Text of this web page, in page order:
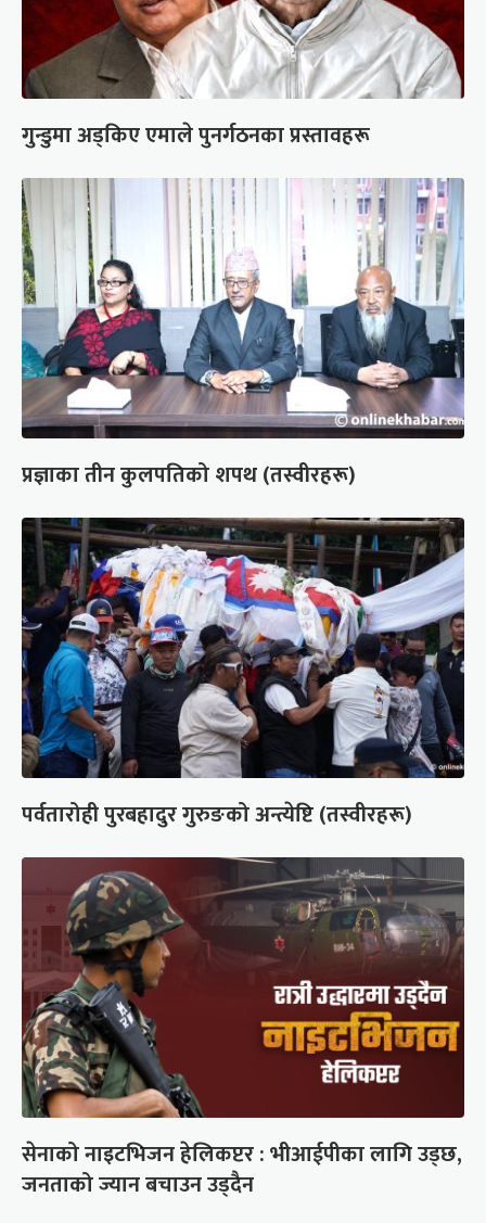
गुन्डुमा अड्किए एमाले पुनर्गठनका प्रस्तावहरू
प्रज्ञाका तीन कुलपतिको शपथ (तस्वीरहरू)
पर्वतारोही पुरबहादुर गुरुङको अन्त्येष्टि (तस्वीरहरू)
सेनाको नाइटभिजन हेलिकप्टर : भीआईपीका लागि उड्छ,
जनताको ज्यान बचाउन उड्दैन